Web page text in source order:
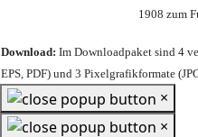
1908 zum
Download: Im Downloadpaket sind 4
EPS, PDF) und 3 Pixelgrafikformate
×
×